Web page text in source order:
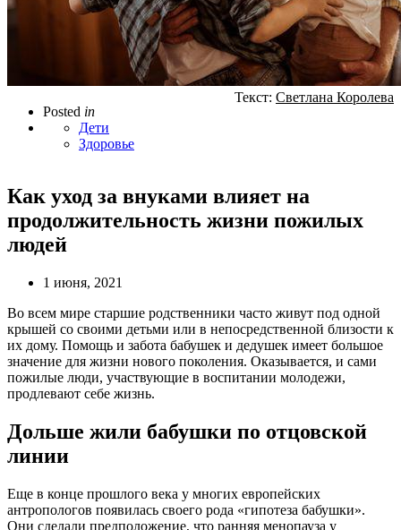
Posted in
Дети
Здоровье
Текст: Светлана Королева
Как уход за внуками влияет на
продолжительность жизни пожилых
людей
1 июня, 2021
Во всем мире старшие родственники часто живут под одной
крышей со своими детьми или в непосредственной близости к
их дому. Помощь и забота бабушек и дедушек имеет большое
значение для жизни нового поколения. Оказывается, и сами
пожилые люди, участвующие в воспитании молодежи,
продлевают себе жизнь.
Дольше жили бабушки по отцовской
линии
Еще в конце прошлого века у многих европейских
антропологов появилась своего рода «гипотеза бабушки».
Они сделали предположение, что ранняя менопауза у